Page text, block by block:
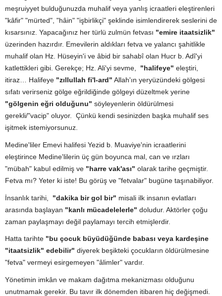
meşruiyyet bulduğunuzda muhalif veya yanlış icraatleri eleştirenleri
"kâfir" "mürted", "hâin" "işbirlikçi" şeklinde isimlendirerek seslerini de
kısarsınız. Yapacağınız her türlü zulmün fetvası "emire itaatsizlik"
üzerinden hazırdır. Emevilerin aldıkları fetva ve yalancı şahitlikle
muhalif olan Hz. Hüseyin'i ve âbid bir sahabî olan Hucr b. Adî'yi
katlettikleri gibi. Gerekçe; Hz. Ali'yi sevme, "halifeye" eleştiri,
itiraz… Halifeye "zıllullah fi'l-ard" Allah'ın yeryüzündeki gölgesi
sıfatı verirseniz gölge eğrildiğinde gölgeyi düzeltmek yerine
"gölgenin eğri olduğunu" söyleyenlerin öldürülmesi
gerekli/"vacip" oluyor. Çünkü kendi sesinizden başka muhalif ses
işitmek istemiyorsunuz.
Medine'liler Emevi halifesi Yezid b. Muaviye'nin icraatlerini
eleştirince Medine'lilerin üç gün boyunca mal, can ve ırzları
"mübah" kabul edilmiş ve "harre vak'ası" olarak tarihe geçmiştir.
Fetva mı? Yeter ki iste! Bu görüş ve "fetvalar" bugüne taşınabiliyor.
İnsanlık tarihi, "dakika bir gol bir" misali ilk insanın evlatları
arasında başlayan "kanlı mücadelelerle" doludur. Aktörler çoğu
zaman paylaşmayı değil paylamayı tercih etmişlerdir.
Hatta tarihte "bu çocuk büyüdüğünde babası veya kardeşine
"itaatsizlik" edebilir" diyerek beşikteki çocukların öldürülmesine
"fetva" vermeyi esirgemeyen "âlimler" vardır.
Yönetimin imkân ve makam dağıtma mekanizması olduğunu
unutmamak gerekir. Bu tavır ilk dönemden itibaren hiç değişmedi.